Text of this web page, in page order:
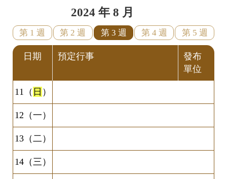
2024 年 8 月
第 1 週 第 2 週 第 3 週 第 4 週 第 5 週
日期 預定行事
發布
單位
11（ 日 ）
12（一）
13（二）
14（三）